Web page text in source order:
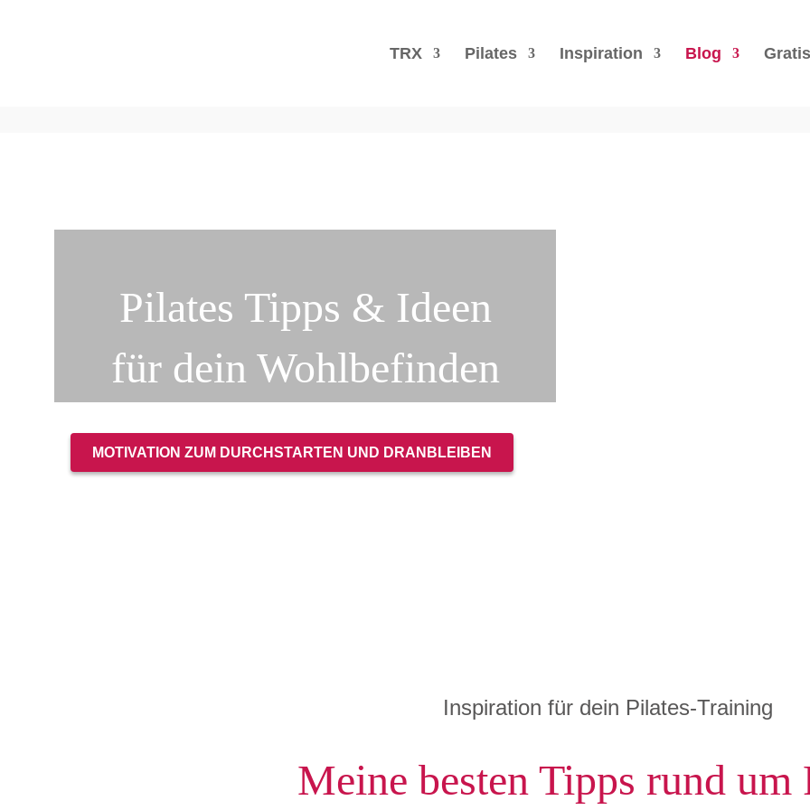
TRX Pilates Inspiration Blog Gratis
Pilates Tipps & Ideen
für dein Wohlbefinden
MOTIVATION ZUM DURCHSTARTEN UND DRANBLEIBEN
Inspiration für dein Pilates-Training
Meine besten Tipps rund um